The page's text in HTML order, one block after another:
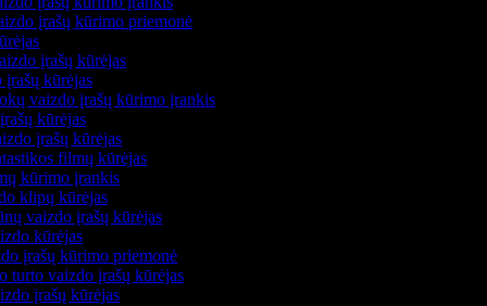
įrašų kūrimo priemonė
įrašų kūrėjas
įrašų kūrėjas
vaizdo įrašų kūrimo įrankis
kūrėjas
įrašų kūrėjas
filmų kūrėjas
kūrimo įrankis
klipų kūrėjas
vaizdo įrašų kūrėjas
kūrėjas
įrašų kūrimo priemonė
turto vaizdo įrašų kūrėjas
įrašų kūrėjas